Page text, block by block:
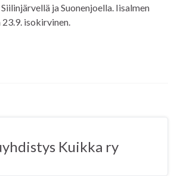
ja Suonenjoella. Iisalmen
isokirvinen.
Kuikka ry